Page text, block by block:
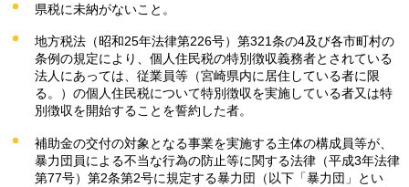
県税に未納がないこと。
地方税法（昭和25年法律第226号）第321条の4及び各市町村の
条例の規定により、個人住民税の特別徴収義務者とされている
法人にあっては、従業員等（宮崎県内に居住している者に限
る。）の個人住民税について特別徴収を実施している者又は特
別徴収を開始することを誓約した者。
補助金の交付の対象となる事業を実施する主体の構成員等が、
暴力団員による不当な行為の防止等に関する法律（平成3年法律
第77号）第2条第2号に規定する暴力団（以下「暴力団」とい